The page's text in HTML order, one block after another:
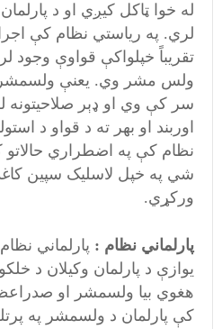
له خوا ټاکل کيږي او د
لري. په رياستي نظام کې
تقريباً خپلواکې قواوې
ولس مشر وي. يعنې ولسمشر
سر کې وي او ډېر صلاحيتونه
اوربند او بهر ته د قواو د
نظام کې په اضطراري
شي په خپل لاسليک سپين کاغذ
ورکړي.
پارلماني نظام : پارلماني
يوازې د پارلمان وکيلان د
هغوي بيا ولسمشر او
کې پارلمان د ولسمشر په